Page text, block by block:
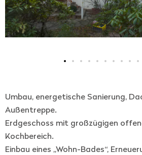
Umbau, energetische Sanierung,
Außentreppe.
Erdgeschoss mit großzügigen
Kochbereich.
Einbau eines „Wohn-Bades“,